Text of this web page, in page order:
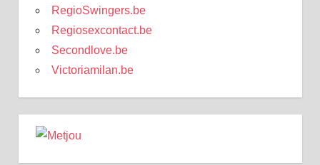
RegioSwingers.be
Regiosexcontact.be
Secondlove.be
Victoriamilan.be